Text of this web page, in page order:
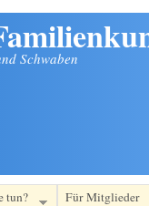
Schwaben
tun? Für Mitglieder